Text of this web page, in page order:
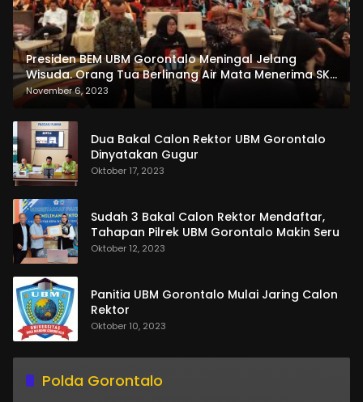
Presiden BEM UBM Gorontalo Meningal Jelang
Wisuda. Orang Tua Berlinang Air Mata Menerima SKL
dan Pemasangan Salempang
November 6, 2023
Dua Bakal Calon Rektor UBM Gorontalo
Dinyatakan Gugur
Oktober 17, 2023
Sudah 3 Bakal Calon Rektor Mendaftar,
Tahapan Pilrek UBM Gorontalo Makin Seru
Oktober 12, 2023
Panitia UBM Gorontalo Mulai Jaring Calon
Rektor
Oktober 10, 2023
Polda Gorontalo